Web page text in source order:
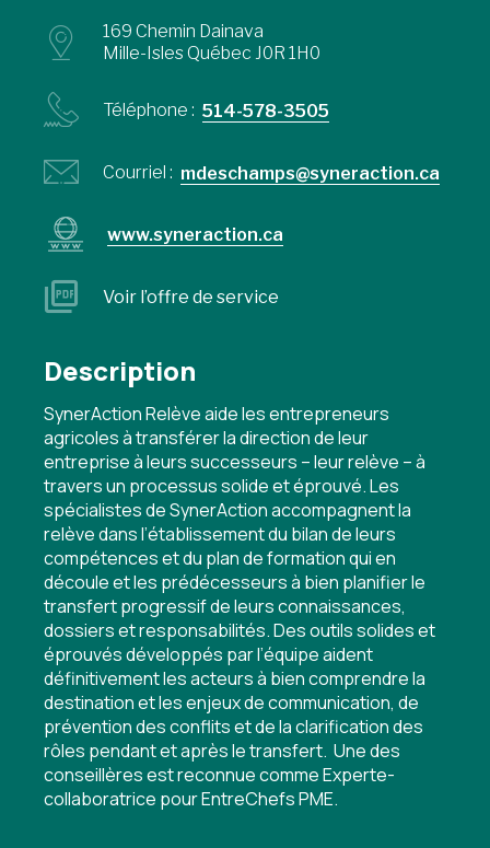
169 Chemin Dainava
Mille-Isles Québec J0R 1H0
Téléphone : 514-578-3505
Courriel : mdeschamps@syneraction.ca
www.syneraction.ca
Voir l’offre de service
Description
SynerAction Relève aide les entrepreneurs
agricoles à transférer la direction de leur
entreprise à leurs successeurs – leur relève – à
travers un processus solide et éprouvé. Les
spécialistes de SynerAction accompagnent la
relève dans l’établissement du bilan de leurs
compétences et du plan de formation qui en
découle et les prédécesseurs à bien planifier le
transfert progressif de leurs connaissances,
dossiers et responsabilités. Des outils solides et
éprouvés développés par l’équipe aident
définitivement les acteurs à bien comprendre la
destination et les enjeux de communication, de
prévention des conflits et de la clarification des
rôles pendant et après le transfert. Une des
conseillères est reconnue comme Experte-
collaboratrice pour EntreChefs PME.